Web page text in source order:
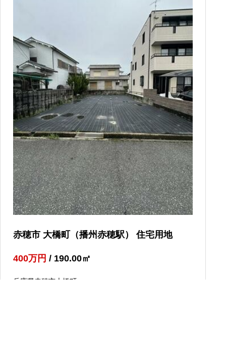
赤穂市 大橋町（播州赤穂駅） 住宅用地
400万円 / 190.00㎡
兵庫県赤穂市大橋町